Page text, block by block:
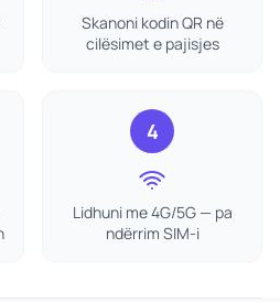
Skanoni kodin QR në
cilësimet e pajisjes
4
Lidhuni me 4G/5G — pa
ndërrim SIM-i